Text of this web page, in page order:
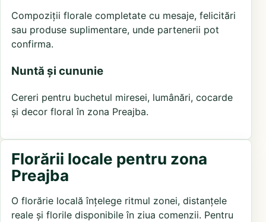
Compoziții florale completate cu mesaje, felicitări
sau produse suplimentare, unde partenerii pot
confirma.
Nuntă și cununie
Cereri pentru buchetul miresei, lumânări, cocarde
și decor floral în zona Preajba.
Florării locale pentru zona
Preajba
O florărie locală înțelege ritmul zonei, distanțele
reale și florile disponibile în ziua comenzii. Pentru